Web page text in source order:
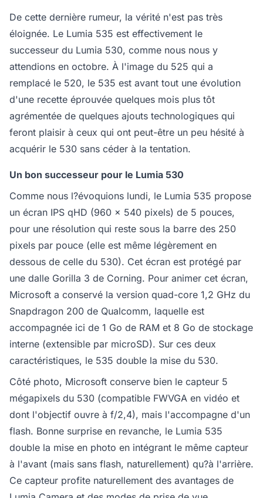
De cette dernière rumeur, la vérité n'est pas très
éloignée. Le Lumia 535 est effectivement le
successeur du Lumia 530, comme nous nous y
attendions en octobre. À l'image du 525 qui a
remplacé le 520, le 535 est avant tout une évolution
d'une recette éprouvée quelques mois plus tôt
agrémentée de quelques ajouts technologiques qui
feront plaisir à ceux qui ont peut-être un peu hésité à
acquérir le 530 sans céder à la tentation.
Un bon successeur pour le Lumia 530
Comme nous l?évoquions lundi, le Lumia 535 propose
un écran IPS qHD (960 x 540 pixels) de 5 pouces,
pour une résolution qui reste sous la barre des 250
pixels par pouce (elle est même légèrement en
dessous de celle du 530). Cet écran est protégé par
une dalle Gorilla 3 de Corning. Pour animer cet écran,
Microsoft a conservé la version quad-core 1,2 GHz du
Snapdragon 200 de Qualcomm, laquelle est
accompagnée ici de 1 Go de RAM et 8 Go de stockage
interne (extensible par microSD). Sur ces deux
caractéristiques, le 535 double la mise du 530.
Côté photo, Microsoft conserve bien le capteur 5
mégapixels du 530 (compatible FWVGA en vidéo et
dont l'objectif ouvre à f/2,4), mais l'accompagne d'un
flash. Bonne surprise en revanche, le Lumia 535
double la mise en photo en intégrant le même capteur
à l'avant (mais sans flash, naturellement) qu?à l'arrière.
Ce capteur profite naturellement des avantages de